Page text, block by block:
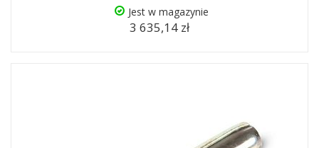
Jest w magazynie
3 635,14 zł